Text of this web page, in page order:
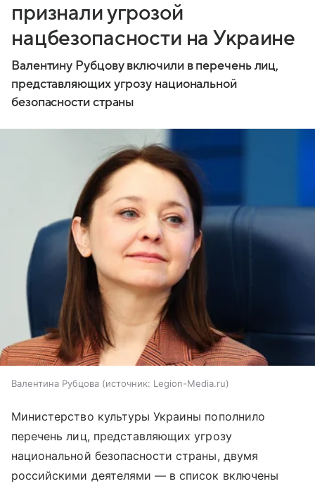
признали угрозой
нацбезопасности на Украине
Валентину Рубцову включили в перечень лиц,
представляющих угрозу национальной
безопасности страны
Валентина Рубцова источник: Legion-Media.ru
Министерство культуры Украины пополнило
перечень лиц, представляющих угрозу
национальной безопасности страны, двумя
российскими деятелями — в список включены